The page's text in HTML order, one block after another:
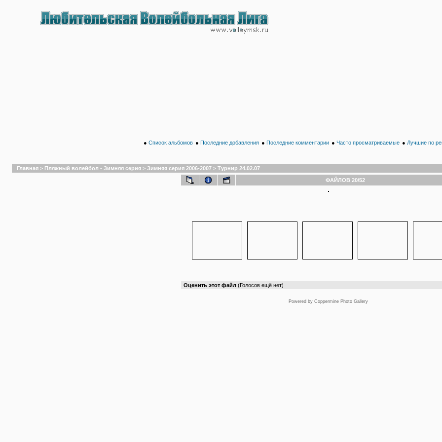
● Список альбомов ● Последние добавления ● Последние комментарии ● Часто просматриваемые ● Лучшие по
Главная > Пляжный волейбол - Зимняя серия > Зимняя серия 2006-2007 > Турнир 24.02.07
ФАЙЛОВ 20/52
Оценить этот файл (Голосов ещё нет)
Powered by Coppermine Photo Gallery